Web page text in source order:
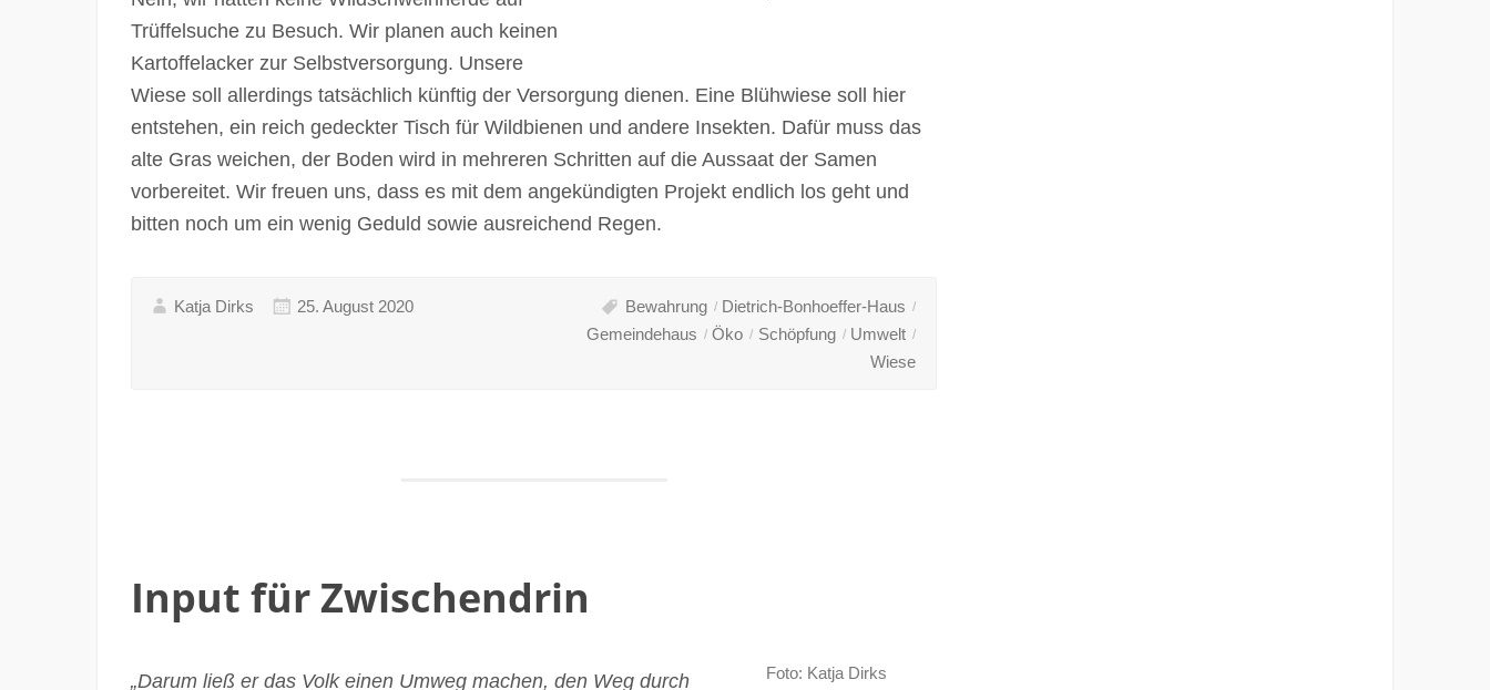
Trüffelsuche zu Besuch. Wir planen auch keinen
Kartoffelacker zur Selbstversorgung. Unsere
Wiese soll allerdings tatsächlich künftig der Versorgung dienen. Eine Blühwiese soll hier
entstehen, ein reich gedeckter Tisch für Wildbienen und andere Insekten. Dafür muss das
alte Gras weichen, der Boden wird in mehreren Schritten auf die Aussaat der Samen
vorbereitet. Wir freuen uns, dass es mit dem angekündigten Projekt endlich los geht und
bitten noch um ein wenig Geduld sowie ausreichend Regen.
Katja Dirks 25. August 2020 Bewahrung
Dietrich-Bonhoeffer-Haus
Gemeindehaus
Öko Schöpfung
Umwelt
Wiese
Input für Zwischendrin
Foto: Katja Dirks
„Darum ließ er das Volk einen Umweg machen, den Weg durch